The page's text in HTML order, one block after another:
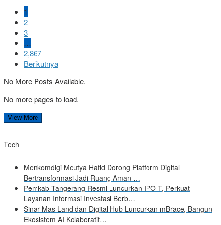
1
2
3
…
2,867
Berikutnya
No More Posts Available.
No more pages to load.
View More
Tech
Menkomdigi Meutya Hafid Dorong Platform Digital
Bertransformasi Jadi Ruang Aman …
Pemkab Tangerang Resmi Luncurkan IPO-T, Perkuat
Layanan Informasi Investasi Berb…
Sinar Mas Land dan Digital Hub Luncurkan mBrace, Bangun
Ekosistem AI Kolaboratif…